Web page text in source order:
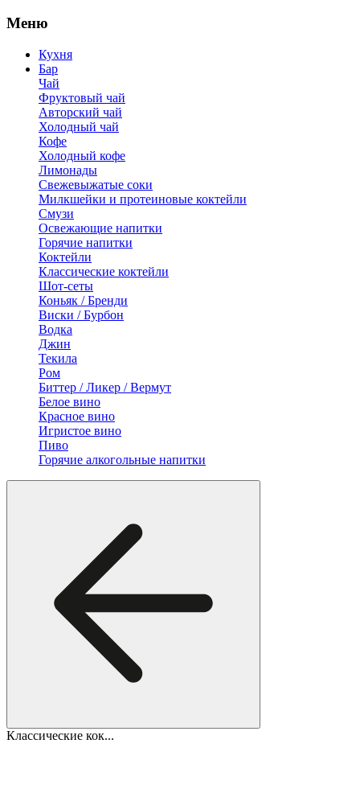
Меню
Кухня
Бар
Чай
Фруктовый чай
Авторский чай
Холодный чай
Кофе
Холодный кофе
Лимонады
Свежевыжатые соки
Милкшейки и протеиновые коктейли
Смузи
Освежающие напитки
Горячие напитки
Коктейли
Классические коктейли
Шот-сеты
Коньяк / Бренди
Виски / Бурбон
Водка
Джин
Текила
Ром
Биттер / Ликер / Вермут
Белое вино
Красное вино
Игристое вино
Пиво
Горячие алкогольные напитки
Классические кок...